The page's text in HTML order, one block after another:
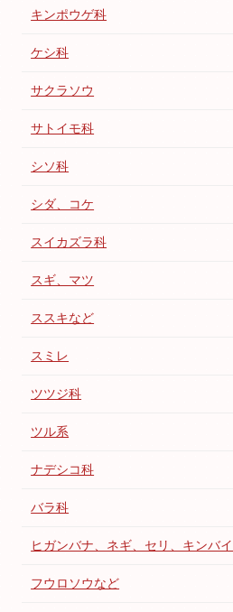
キンポウゲ科
ケシ科
サクラソウ
サトイモ科
シソ科
シダ、コケ
スイカズラ科
スギ、マツ
ススキなど
スミレ
ツツジ科
ツル系
ナデシコ科
バラ科
ヒガンバナ、ネギ、セリ、キンバ
フウロソウなど